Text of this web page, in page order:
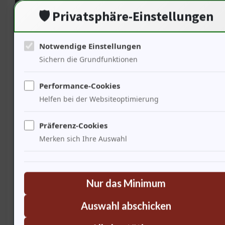
Lago del Turano inspiriert Künstler und Sänger. Seine
ruhige Schönheit wird in Melodien eingefangen. Diese
Detailtabelle über den Lago del Turano
🛡️ Privatsphäre-Einstellungen
Notwendige Einstellungen
Sichern die Grundfunktionen
Performance-Cookies
Helfen bei der Websiteoptimierung
Präferenz-Cookies
Merken sich Ihre Auswahl
Nur das Minimum
Auswahl abschicken